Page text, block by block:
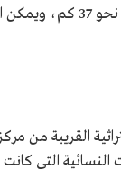
4850.
القريبة من
النسائية التي